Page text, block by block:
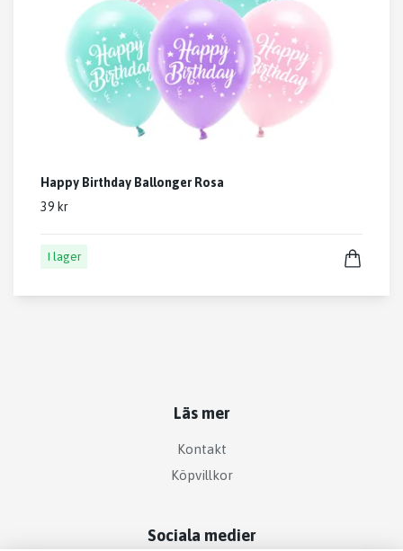
Happy Birthday Ballonger Rosa
39 kr
I lager
Läs mer
Kontakt
Köpvillkor
Sociala medier